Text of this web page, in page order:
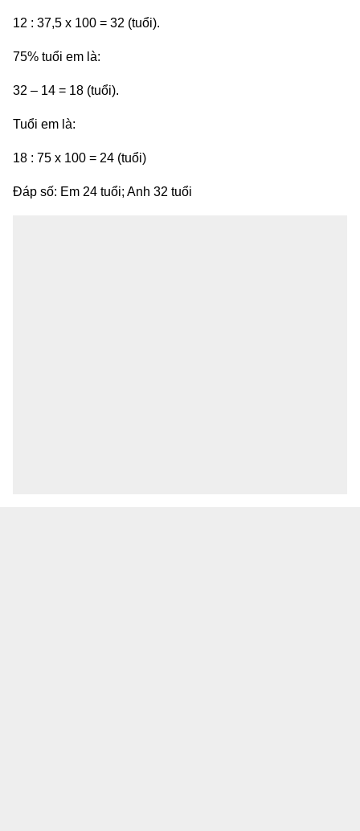
12 : 37,5 x 100 = 32 (tuổi).
75% tuổi em là:
32 – 14 = 18 (tuổi).
Tuổi em là:
18 : 75 x 100 = 24 (tuổi)
Đáp số: Em 24 tuổi; Anh 32 tuổi